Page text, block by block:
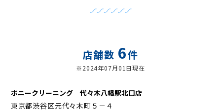
店舗数 6件
※2024年07月01日現在
ポニークリーニング 代々木八幡駅北口店
東京都渋谷区元代々木町５－４